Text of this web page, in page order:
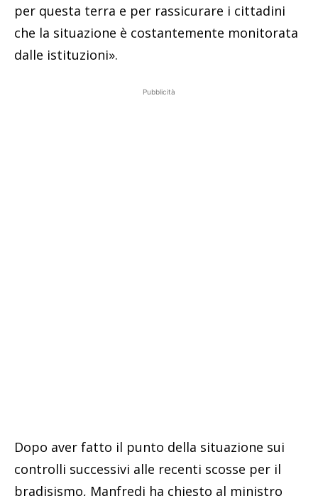
per questa terra e per rassicurare i cittadini
che la situazione è costantemente monitorata
dalle istituzioni».
Pubblicità
Dopo aver fatto il punto della situazione sui
controlli successivi alle recenti scosse per il
bradisismo, Manfredi ha chiesto al ministro